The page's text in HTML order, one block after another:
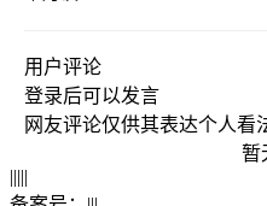
用户评论
登录后可以发言
网友评论仅供其表达个人看
暂
|||||